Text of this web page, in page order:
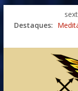
Destaques: